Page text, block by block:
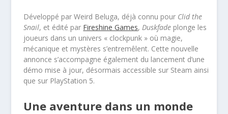
Développé par Weird Beluga, déjà connu pour Clid the
Snail, et édité par Fireshine Games,Duskfade plonge les
joueurs dans un univers « clockpunk » où magie,
mécanique et mystères s’entremêlent. Cette nouvelle
annonce s’accompagne également du lancement d’une
démo mise à jour, désormais accessible sur Steam ainsi
que sur PlayStation 5.
Une aventure dans un monde